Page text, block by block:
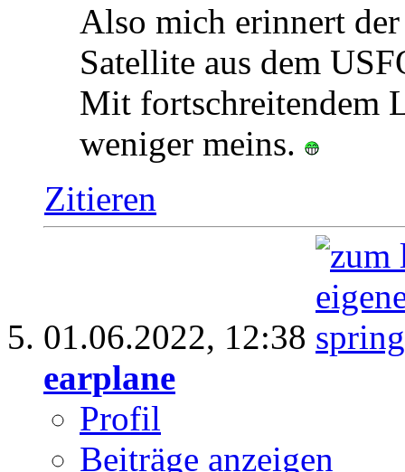
Also mich erinnert
Satellite aus dem
Mit fortschreitendem
weniger meins.
Zitieren
01.06.2022, 12:38
earplane
Profil
Beiträge anzeigen